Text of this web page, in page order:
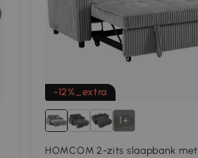
-12%_extra
1+
HOMCOM 2-zits slaapbank met